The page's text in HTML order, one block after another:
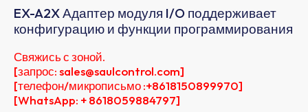
EX-A2X Адаптер модуля I/O поддерживает
конфигурацию и функции программирования
Свяжись с зоной.
[запрос: sales@saulcontrol.com]
[телефон/микрописьмо :+8618150899970]
[WhatsApp: + 8618059884797]